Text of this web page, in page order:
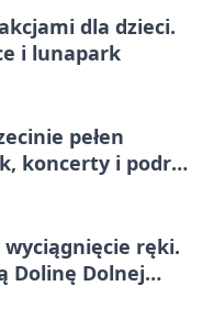
dla dzieci.
i lunapark
pełen
koncerty i podróż
ręki.
Dolinę Dolnej